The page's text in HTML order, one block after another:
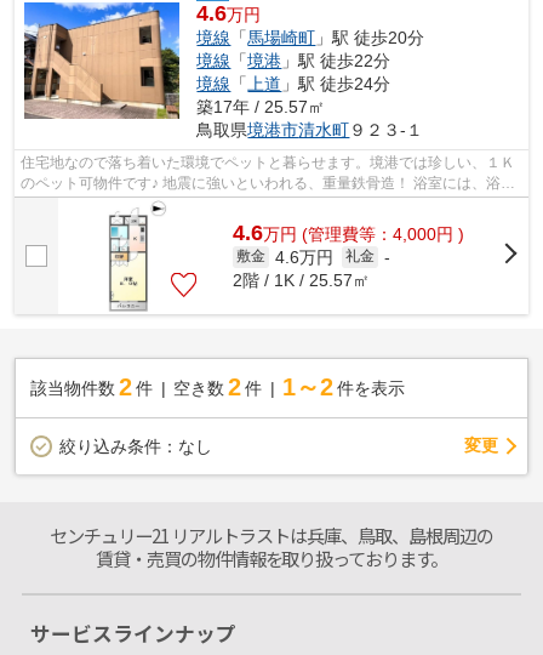
4.6万円
境線 「馬場崎町 」駅 徒歩20分
境線 「境港 」駅 徒歩22分
境線 「上道 」駅 徒歩24分
築17年 / 25.57㎡
鳥取県境港市清水町９２３-１
住宅地なので落ち着いた環境でペットと暮らせます。境港では珍しい、１Ｋ
のペット可物件です♪ 地震に強いといわれる、重量鉄骨造！ 浴室には、浴室
換気乾燥機がついているので、雨の...
4.6万円 (管理費等：4,000円 )
敷金 4.6万円 礼金 -
2階 / 1K / 25.57㎡
該当物件数 2件 空き数 2 件 1～2 件を表示
絞り込み条件： なし 変更
センチュリー21 リアルトラストは兵庫、鳥取、島根周辺の
賃貸・売買の物件情報を取り扱っております。
サービスラインナップ